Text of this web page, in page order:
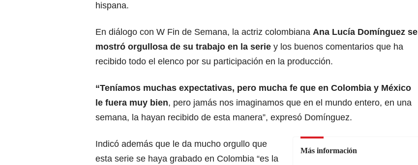
hispana.
En diálogo con W Fin de Semana, la actriz colombiana Ana Lucía Domínguez se
mostró orgullosa de su trabajo en la serie y los buenos comentarios que ha
recibido todo el elenco por su participación en la producción.
“Teníamos muchas expectativas, pero mucha fe que en Colombia y México
le fuera muy bien, pero jamás nos imaginamos que en el mundo entero, en una
semana, la hayan recibido de esta manera”, expresó Domínguez.
Más información
Indicó además que le da mucho orgullo que
esta serie se haya grabado en Colombia “es la